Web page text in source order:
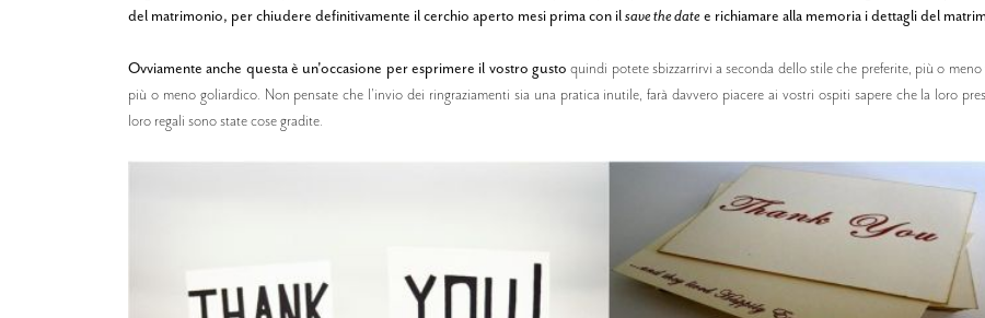
del matrimonio, per chiudere definitivamente il cerchio aperto mesi prima con ilsave the datee richiamare alla memoria i dettagli del
Ovviamente anche questa è un'occasione per esprimere il vostro gusto quindi potete sbizzarrirvi a seconda dello stile che preferite, più o meno
più o meno goliardico. Non pensate che l'invio dei ringraziamenti sia una pratica inutile, farà davvero piacere ai vostri ospiti sapere che la loro
loro regali sono state cose gradite.